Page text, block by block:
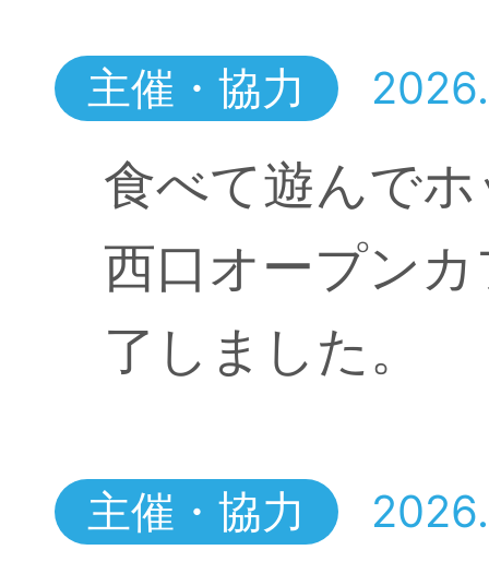
主催・協力
食べて遊んで
西口オープン
了しました。
主催・協力